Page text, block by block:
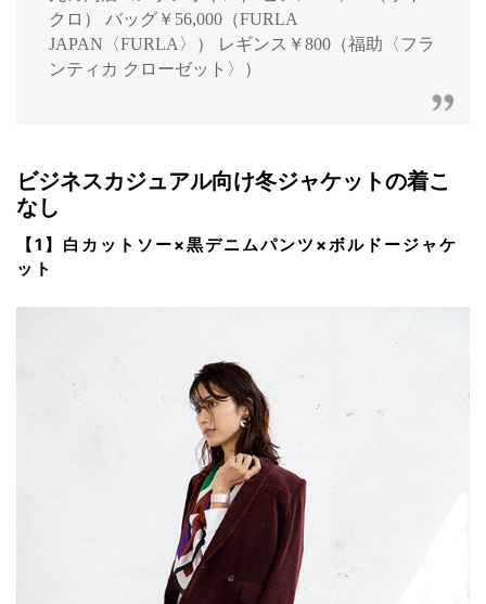
クロ） バッグ￥56,000（FURLA
JAPAN〈FURLA〉） レギンス￥800（福助〈フラ
ンティカ クローゼット〉）
ビジネスカジュアル向け冬ジャケットの着こ
なし
【1】白カットソー×黒デニムパンツ×ボルドージャケ
ット